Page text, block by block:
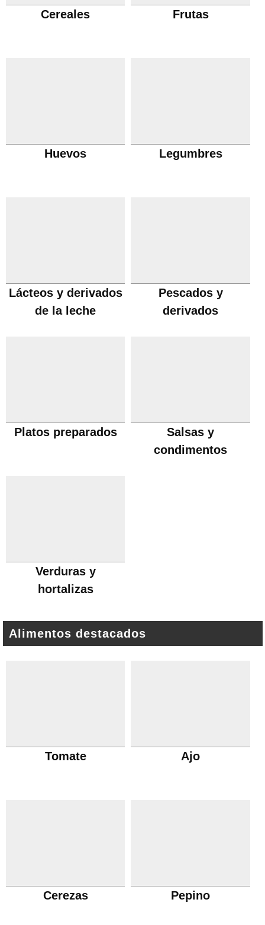
Cereales Frutas
Huevos Legumbres
Lácteos y derivados
de la leche
Pescados y
derivados
Platos preparados
Salsas y
condimentos
Verduras y
hortalizas
Alimentos destacados
Tomate Ajo
Cerezas Pepino